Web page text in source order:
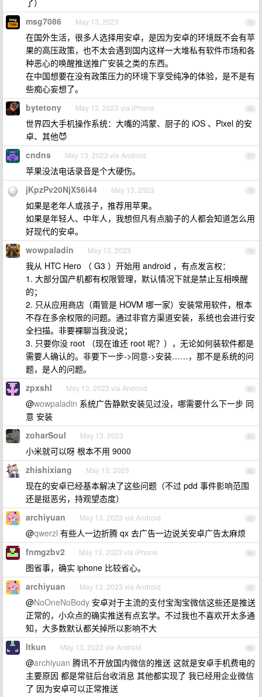
了）
75
msg7086 May 13, 2023
在国外生活，很多人选择用安卓，是因为安卓的环境既不会有苹
果的高压政策，也不太会遇到国内这样一大堆私有软件市场和各
种恶心的唤醒推送推广安装之类的东西。
在中国想要在没有政策压力的环境下享受纯净的体验，是不是有
些痴心妄想了。
76
bytetony May 13, 2023 via iPhone
世界四大手机操作系统：大嘴的鸿蒙、厨子的 iOS 、Pixel 的安
卓、其他😈
77
cndns May 13, 2023 via Android
苹果没法电话录音是个大硬伤。
78
jKpzPv20NjX56i44 May 13, 2023
如果是老年人或孩子，推荐用苹果。
如果是年轻人、中年人，我想但凡有点脑子的人都会知道怎么用
好现代的安卓。
79
wowpaladin May 13, 2023
我从 HTC Hero （ G3 ）开始用 android ，有点发言权：
1. 大部分国产机都有权限管理，默认情况下就是禁止互相唤醒
的；
2. 只从应用商店（甭管是 HOVM 哪一家）安装常用软件，根本
不存在多余权限的问题。通过非官方渠道安装，系统也会进行安
全扫描。非要裸聊当我没说；
3. 只要你没 root （现在谁还 root 呢？），无论如何装软件都是
需要人确认的。非要下一步->同意->安装……，那不是系统的问
题，是人的问题。
80
zpxshl May 13, 2023 via Android
@wowpaladin 系统广告静默安装见过没，哪需要什么下一步 同
意 安装
81
zoharSoul May 13, 2023
小米就可以呀 根本不用 9000
82
zhishixiang May 13, 2023
现在的安卓已经基本解决了这些问题（不过 pdd 事件影响范围
还是挺恶劣，持观望态度）
83
archiyuan May 13, 2023 via Android
@qwerzl 有些人一边折腾 qx 去广告一边说关安卓广告太麻烦
84
fnmgzbv2 May 13, 2023 via iPhone
图省事，确实 iphone 比较省心。
85
archiyuan May 13, 2023 via Android
@NoOneNoBody 安卓对于主流的支付宝淘宝微信这些还是推送
正常的，小众点的确实推送有点玄学。不过我也不喜欢开太多通
知，大多数默认都关掉所以影响不大
86
ltkun May 13, 2023 via Android
@archiyuan 腾讯不开放国内微信的推送 这就是安卓手机费电的
主要原因 都是常驻后台收消息 其他都实现了 我已经用企业微信
了 因为安卓可以正常推送